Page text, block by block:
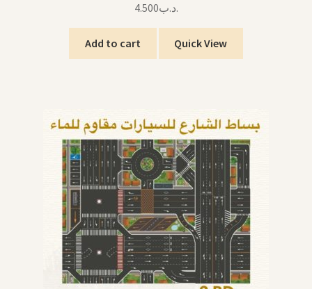
.د.ب4.500
Add to cart Quick View